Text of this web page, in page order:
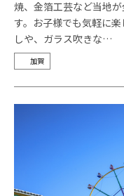
焼、金箔工芸など当地
す。お子様でも気軽に
しや、ガラス吹きな…
加賀